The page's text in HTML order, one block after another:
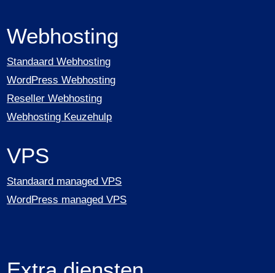
Webhosting
Standaard Webhosting
WordPress Webhosting
Reseller Webhosting
Webhosting Keuzehulp
VPS
Standaard managed VPS
WordPress managed VPS